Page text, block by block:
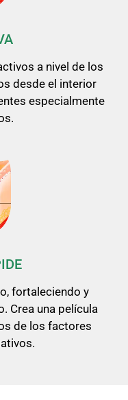
a nivel de los
desde el interior
especialmente
fortaleciendo y
Crea una película
de los factores